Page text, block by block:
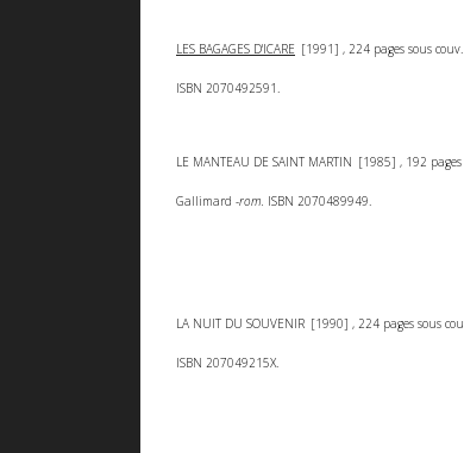
LES BAGAGES D'ICARE [1991] , 224 pages sous
ISBN 2070492591.
LE MANTEAU DE SAINT MARTIN [1985] , 192
Gallimard -rom. ISBN 2070489949.
LA NUIT DU SOUVENIR [1990] , 224 pages sous
ISBN 207049215X.